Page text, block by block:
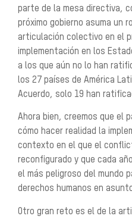
parte de la mesa directiva,
próximo gobierno asuma un
articulación colectivo en el
implementación en los
a los que aún no lo han
los 27 países de América
Acuerdo, solo 19 han
Ahora bien, creemos que el
cómo hacer realidad la
contexto en el que el
reconfigurado y que cada
el más peligroso del mundo
derechos humanos en
Otro gran reto es el de la